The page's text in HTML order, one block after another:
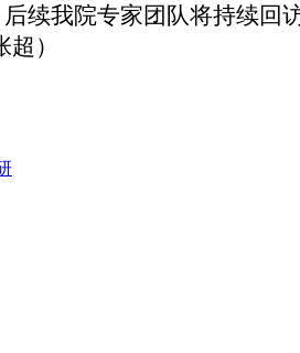
后续我院专家团队将持续
）